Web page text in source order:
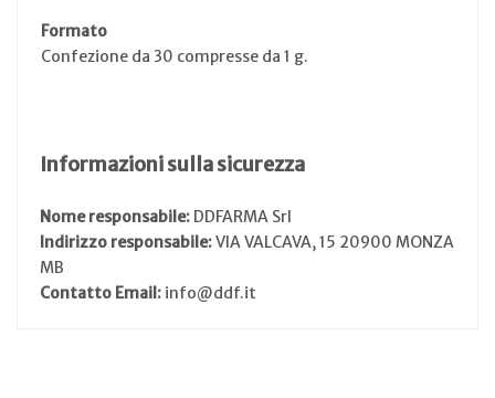
Formato
Confezione da 30 compresse da 1 g.
Informazioni sulla sicurezza
Nome responsabile: DDFARMA Srl
Indirizzo responsabile:VIA VALCAVA, 15 20900 MONZA
MB
Contatto Email: info@ddf.it